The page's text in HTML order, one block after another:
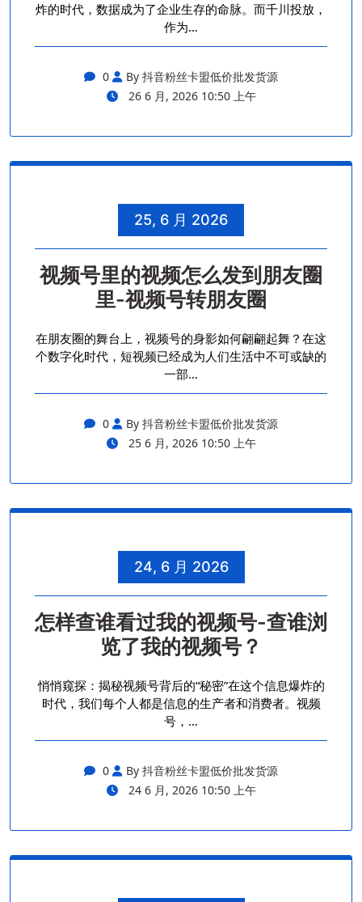
炸的时代，数据成为了企业生存的命脉。而千川投放，
作为…
0
By 抖音粉丝卡盟低价批发货源
26 6 月, 2026 10:50 上午
25, 6 月 2026
视频号里的视频怎么发到朋友圈
里-视频号转朋友圈
在朋友圈的舞台上，视频号的身影如何翩翩起舞？在这
个数字化时代，短视频已经成为人们生活中不可或缺的
一部…
0
By 抖音粉丝卡盟低价批发货源
25 6 月, 2026 10:50 上午
24, 6 月 2026
怎样查谁看过我的视频号-查谁浏
览了我的视频号？
悄悄窥探：揭秘视频号背后的“秘密”在这个信息爆炸的
时代，我们每个人都是信息的生产者和消费者。视频
号，…
0
By 抖音粉丝卡盟低价批发货源
24 6 月, 2026 10:50 上午